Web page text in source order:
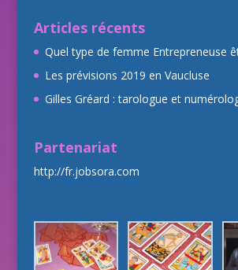
Articles récents
Quel type de femme Entrepreneuse
Les prévisions 2019 en Vaucluse
Gilles Gréard : tarologue et
Partenariat
http://fr.jobsora.com